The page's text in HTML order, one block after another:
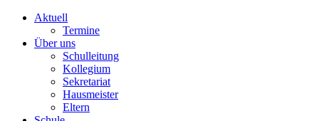
Aktuell
Termine
Über uns
Schulleitung
Kollegium
Sekretariat
Hausmeister
Eltern